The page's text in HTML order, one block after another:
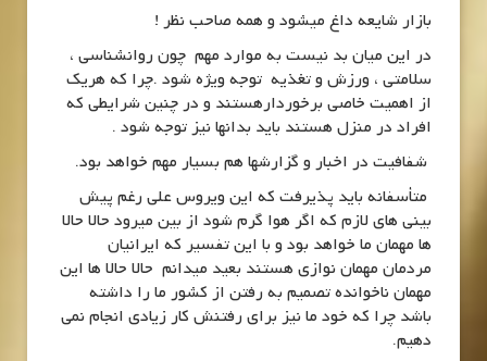
بازار شایعه داغ میشود و همه صاحب نظر !
در این میان بد نیست به موارد مهم چون روانشناسی ،
سلامتی ، ورزش و تغذیه توجه ویژه شود .چرا که هریک
از اهمیت خاصی برخوردارهستند و در چنین شرایطی که
افراد در منزل هستند باید بدانها نیز توجه شود .
شفافیت در اخبار و گزارشها هم بسیار مهم خواهد بود.
متأسفانه باید پذیرفت که این ویروس علی رغم پیش
بینی های لازم که اگر هوا گرم شود از بین میرود حالا حالا
ها مهمان ما خواهد بود و با این تفسیر که ایرانیان
مردمان مهمان نوازی هستند بعید میدانم حالا حالا ها این
مهمان ناخوانده تصمیم به رفتن از کشور ما را داشته
باشد چرا که خود ما نیز برای رفتنش کار زیادی انجام نمی
دهیم.